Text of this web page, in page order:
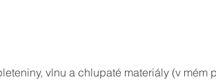
vlnu a chlupaté materiály (v mém